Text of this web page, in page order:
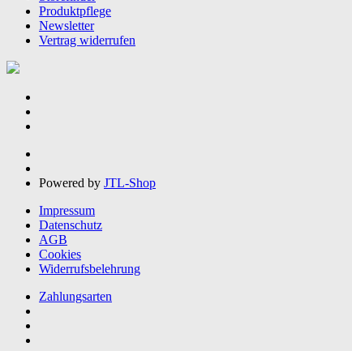
Produktpflege
Newsletter
Vertrag widerrufen
Powered by JTL-Shop
Impressum
Datenschutz
AGB
Cookies
Widerrufsbelehrung
Zahlungsarten